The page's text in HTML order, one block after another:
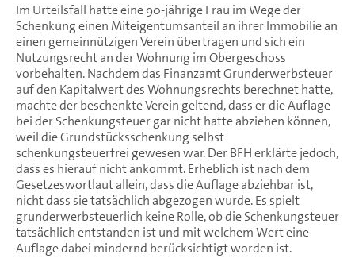
Im Urteilsfall hatte eine 90-jährige Frau im Wege der
Schenkung einen Miteigentumsanteil an ihrer Immobilie an
einen gemeinnützigen Verein übertragen und sich ein
Nutzungsrecht an der Wohnung im Obergeschoss
vorbehalten. Nachdem das Finanzamt Grunderwerbsteuer
auf den Kapitalwert des Wohnungsrechts berechnet hatte,
machte der beschenkte Verein geltend, dass er die Auflage
bei der Schenkungsteuer gar nicht hatte abziehen können,
weil die Grundstücksschenkung selbst
schenkungsteuerfrei gewesen war. Der BFH erklärte jedoch,
dass es hierauf nicht ankommt. Erheblich ist nach dem
Gesetzeswortlaut allein, dass die Auflage abziehbar ist,
nicht dass sie tatsächlich abgezogen wurde. Es spielt
grunderwerbsteuerlich keine Rolle, ob die Schenkungsteuer
tatsächlich entstanden ist und mit welchem Wert eine
Auflage dabei mindernd berücksichtigt worden ist.